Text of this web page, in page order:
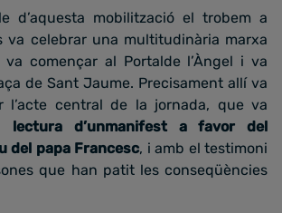
d’aquesta mobilització el trobem a
va celebrar una multitudinària marxa
començar al Portalde l’Àngel i va
de Sant Jaume. Precisament allí va
l’acte central de la jornada, que va
lectura d’unmanifest a favor del
del papa Francesc, i amb el testimoni
que han patit les conseqüències